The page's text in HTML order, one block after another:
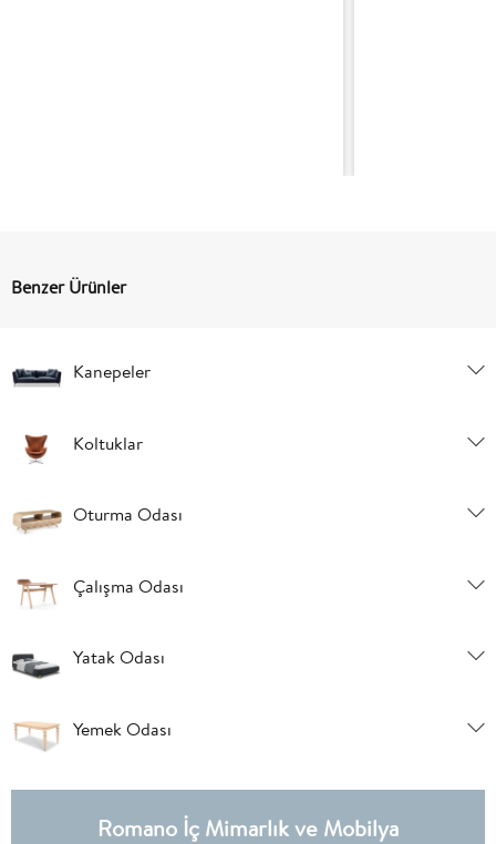
Benzer Ürünler
Kanepeler
Koltuklar
Oturma Odası
Çalışma Odası
Yatak Odası
Yemek Odası
Romano İç Mimarlık ve Mobilya